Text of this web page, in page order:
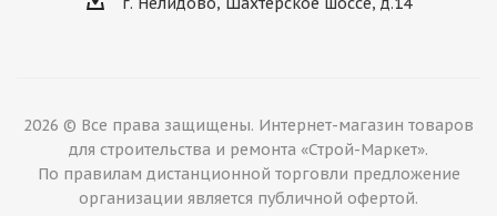
2026 © Все права защищены. Интернет-магазин товаров
для строительства и ремонта «Строй-Маркет».
По правилам дистанционной торговли предложение
организации является публичной офертой.